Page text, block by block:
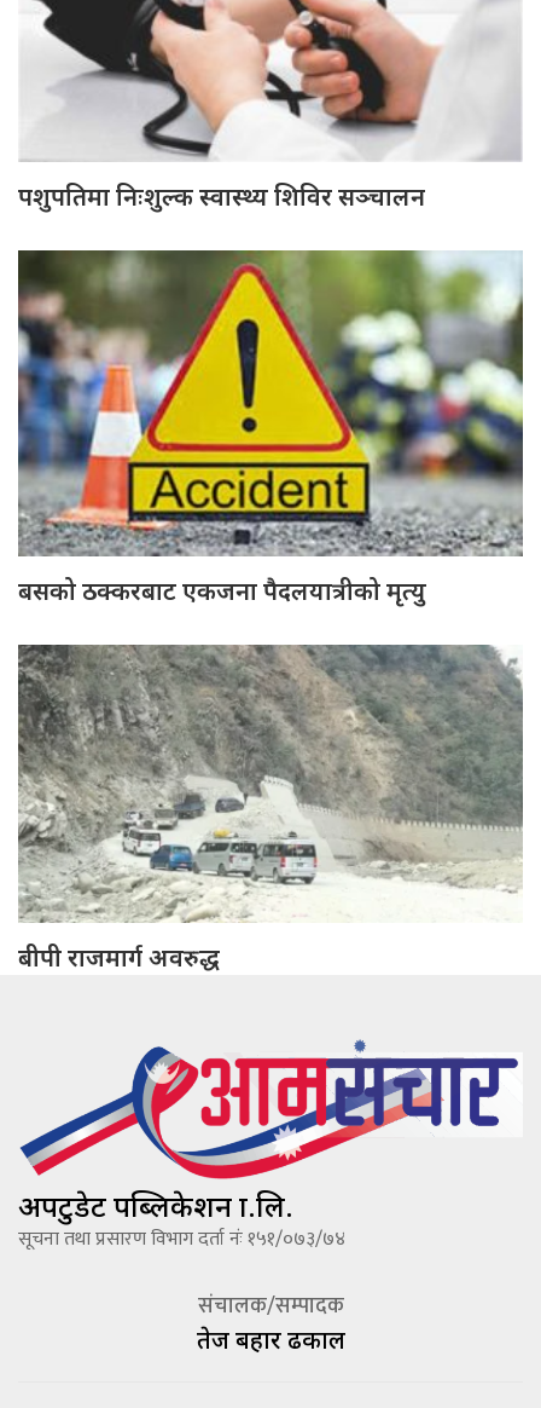
पशुपतिमा निःशुल्क स्वास्थ्य शिविर सञ्चालन
बसको ठक्करबाट एकजना पैदलयात्रीको मृत्यु
बीपी राजमार्ग अवरुद्ध
अपटुडेट पब्लिकेशन प्रा.लि.
सूचना तथा प्रसारण विभाग दर्ता नंः १५१/०७३/७४
संचालक/सम्पादक
तेज बहादूर ढकाल